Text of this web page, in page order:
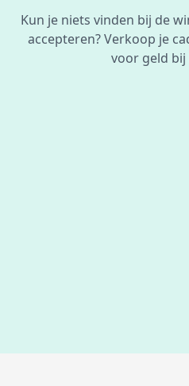
Kun je niets vinden bij de
accepteren? Verkoop je
voor geld bij